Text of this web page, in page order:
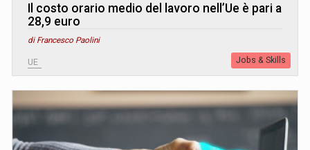
Il costo orario medio del lavoro nell’Ue è pari a
28,9 euro
di Francesco Paolini
UE Jobs & Skills